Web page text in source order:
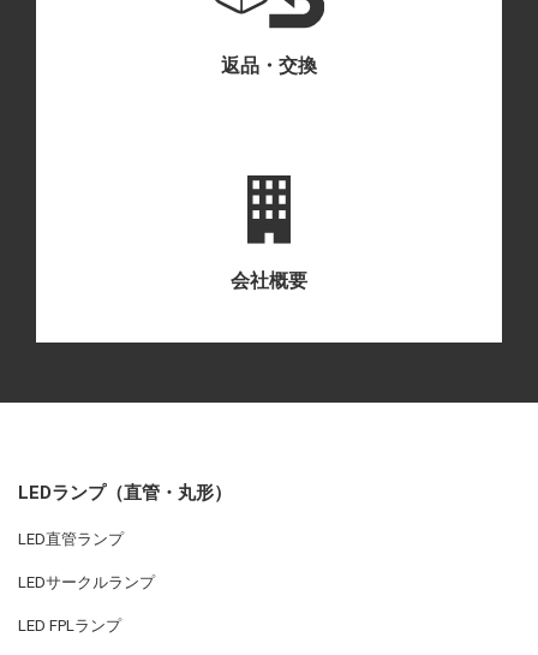
返品・交換
会社概要
LEDランプ（直管・丸形）
LED直管ランプ
LEDサークルランプ
LED FPLランプ